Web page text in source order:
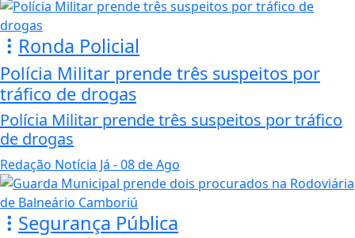
Ronda Policial
Polícia Militar prende três suspeitos por
tráfico de drogas
Polícia Militar prende três suspeitos por tráfico
de drogas
Redação Notícia Já - 08 de Ago
Segurança Pública